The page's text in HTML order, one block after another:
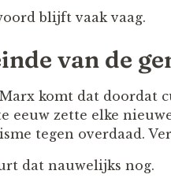
blijft vaak vaag.
van de
komt dat doordat
eeuw zette elke
tegen overdaad.
dat nauwelijks nog.